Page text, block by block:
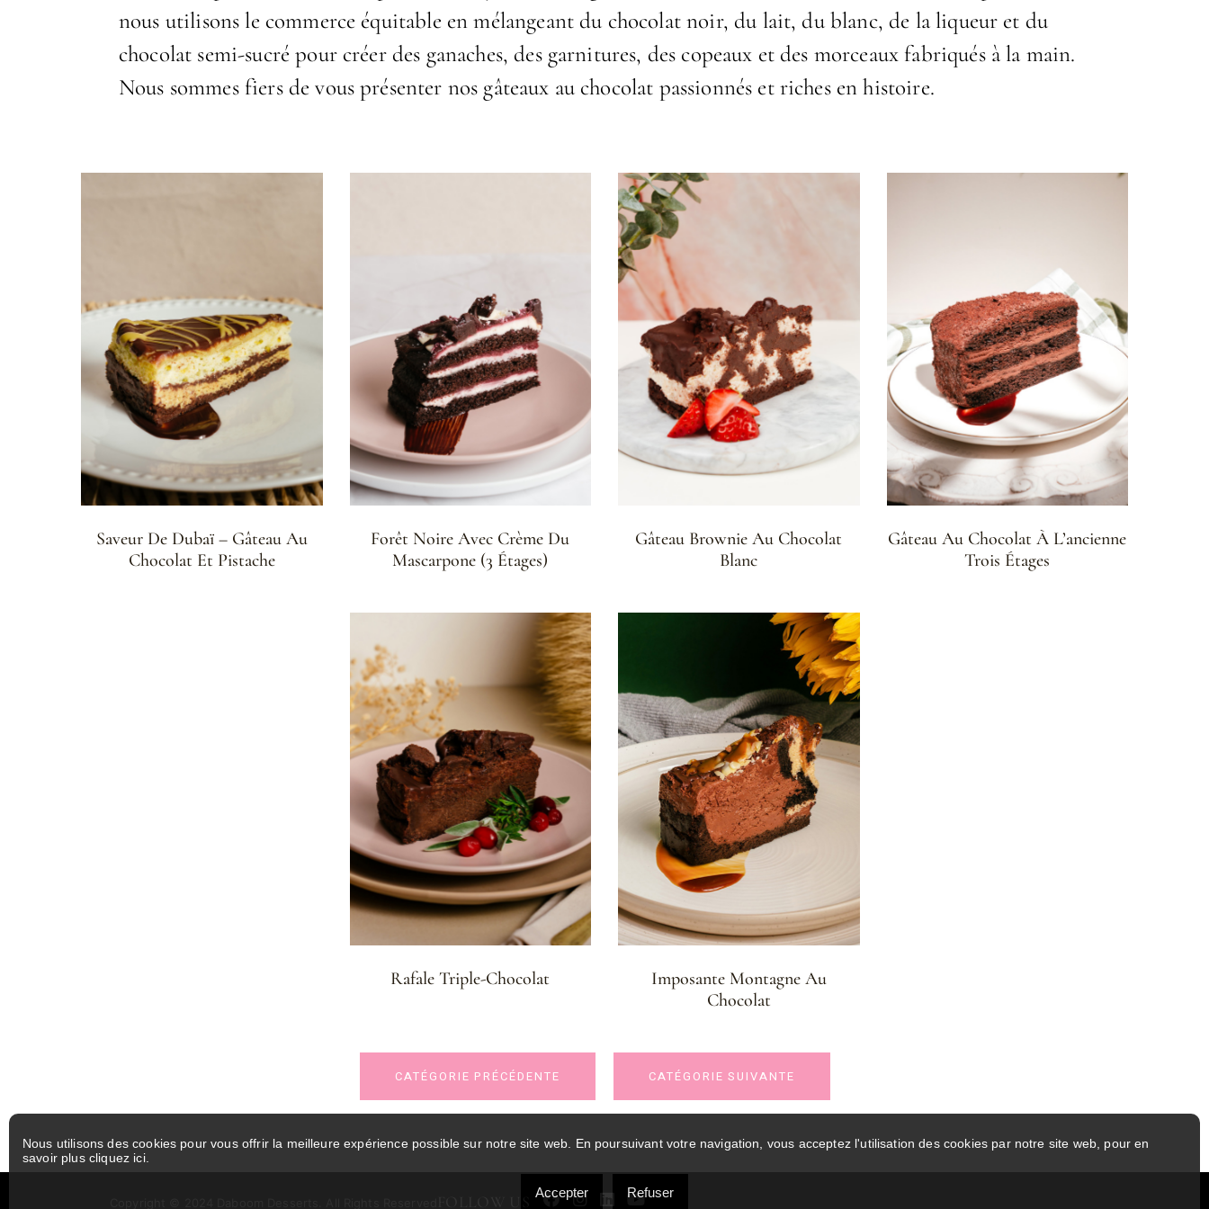
nous utilisons le commerce équitable en mélangeant du chocolat noir, du lait, du blanc, de la liqueur et du
chocolat semi-sucré pour créer des ganaches, des garnitures, des copeaux et des morceaux fabriqués à la main.
Nous sommes fiers de vous présenter nos gâteaux au chocolat passionnés et riches en histoire.
Saveur De Dubaï – Gâteau Au
Chocolat Et Pistache
Forêt Noire Avec Crème Du
Mascarpone (3 Étages)
Gâteau Brownie Au Chocolat
Blanc
Gâteau Au Chocolat À L’ancienne
Trois Étages
Rafale Triple-Chocolat
Imposante Montagne Au
Chocolat
CATÉGORIE PRÉCÉDENTE CATÉGORIE SUIVANTE
Nous utilisons des cookies pour vous offrir la meilleure expérience possible sur notre site web. En poursuivant votre navigation, vous acceptez l'utilisation des cookies par notre site web, pour en
savoir plus cliquez ici.
Accepter Refuser